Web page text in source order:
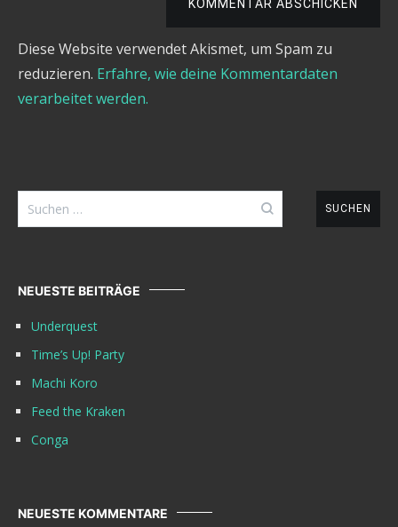
KOMMENTAR ABSCHICKEN
Diese Website verwendet Akismet, um Spam zu
reduzieren. Erfahre, wie deine Kommentardaten
verarbeitet werden.
Suchen
nach:
NEUESTE BEITRÄGE
Underquest
Time’s Up! Party
Machi Koro
Feed the Kraken
Conga
NEUESTE KOMMENTARE